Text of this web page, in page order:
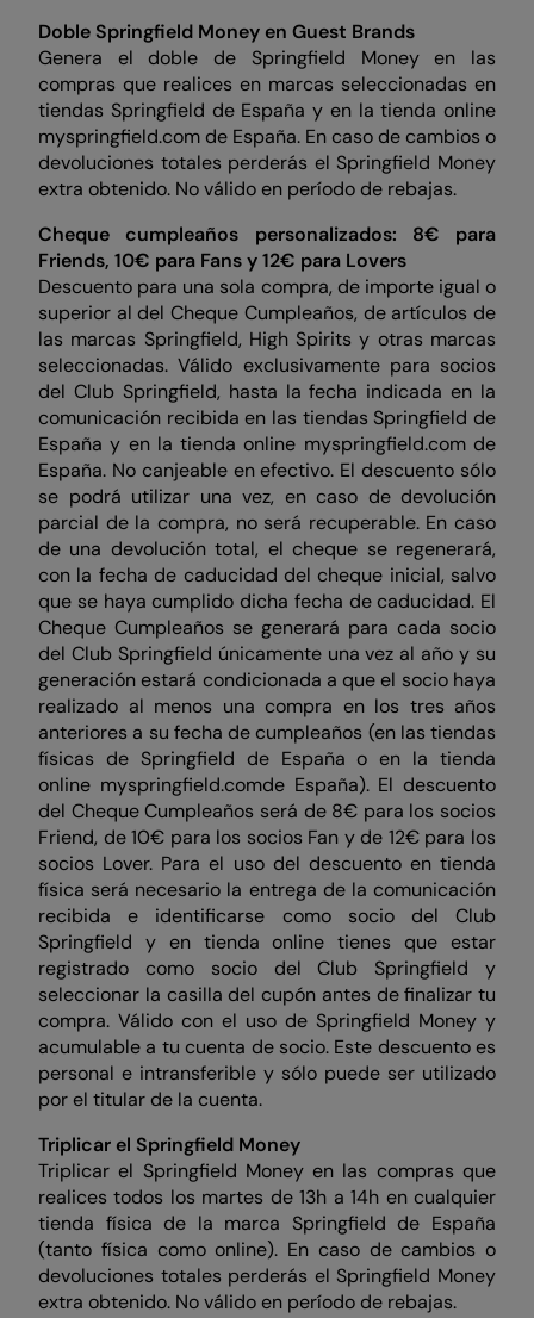
Doble Springfield Money en Guest Brands
Genera el doble de Springfield Money en las
compras que realices en marcas seleccionadas en
tiendas Springfield de España y en la tienda online
myspringfield.com de España. En caso de cambios o
devoluciones totales perderás el Springfield Money
extra obtenido. No válido en período de rebajas.
Cheque cumpleaños personalizados: 8€ para
Friends, 10€ para Fans y 12€ para Lovers
Descuento para una sola compra, de importe igual o
superior al del Cheque Cumpleaños, de artículos de
las marcas Springfield, High Spirits y otras marcas
seleccionadas. Válido exclusivamente para socios
del Club Springfield, hasta la fecha indicada en la
comunicación recibida en las tiendas Springfield de
España y en la tienda online myspringfield.com de
España. No canjeable en efectivo. El descuento sólo
se podrá utilizar una vez, en caso de devolución
parcial de la compra, no será recuperable. En caso
de una devolución total, el cheque se regenerará,
con la fecha de caducidad del cheque inicial, salvo
que se haya cumplido dicha fecha de caducidad. El
Cheque Cumpleaños se generará para cada socio
del Club Springfield únicamente una vez al año y su
generación estará condicionada a que el socio haya
realizado al menos una compra en los tres años
anteriores a su fecha de cumpleaños (en las tiendas
físicas de Springfield de España o en la tienda
online myspringfield.comde España). El descuento
del Cheque Cumpleaños será de 8€ para los socios
Friend, de 10€ para los socios Fan y de 12€ para los
socios Lover. Para el uso del descuento en tienda
física será necesario la entrega de la comunicación
recibida e identificarse como socio del Club
Springfield y en tienda online tienes que estar
registrado como socio del Club Springfield y
seleccionar la casilla del cupón antes de finalizar tu
compra. Válido con el uso de Springfield Money y
acumulable a tu cuenta de socio. Este descuento es
personal e intransferible y sólo puede ser utilizado
por el titular de la cuenta.
Triplicar el Springfield Money
Triplicar el Springfield Money en las compras que
realices todos los martes de 13h a 14h en cualquier
tienda física de la marca Springfield de España
(tanto física como online). En caso de cambios o
devoluciones totales perderás el Springfield Money
extra obtenido. No válido en período de rebajas.